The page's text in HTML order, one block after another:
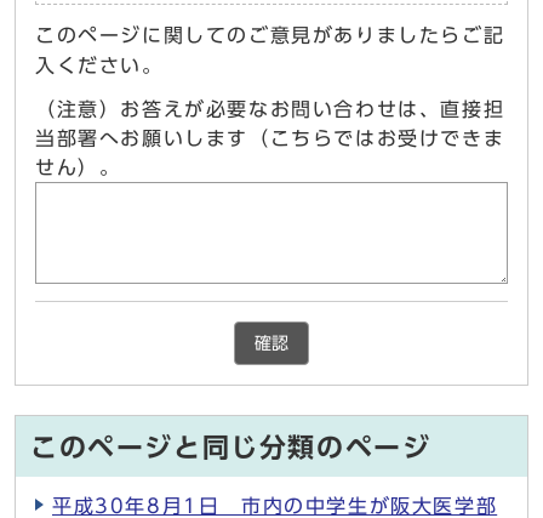
このページに関してのご意見がありましたらご記
入ください。
（注意）お答えが必要なお問い合わせは、直接担
当部署へお願いします（こちらではお受けできま
せん）。
確認
このページと同じ分類のページ
平成30年8月1日 市内の中学生が阪大医学部